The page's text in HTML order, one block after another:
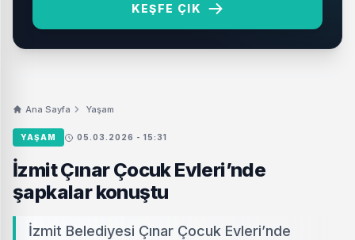
KEŞFE ÇIK
Ana Sayfa Yaşam
YAŞAM 05.03.2026 - 15:31
İzmit Çınar Çocuk Evleri’nde
şapkalar konuştu
İzmit Belediyesi Çınar Çocuk Evleri’nde